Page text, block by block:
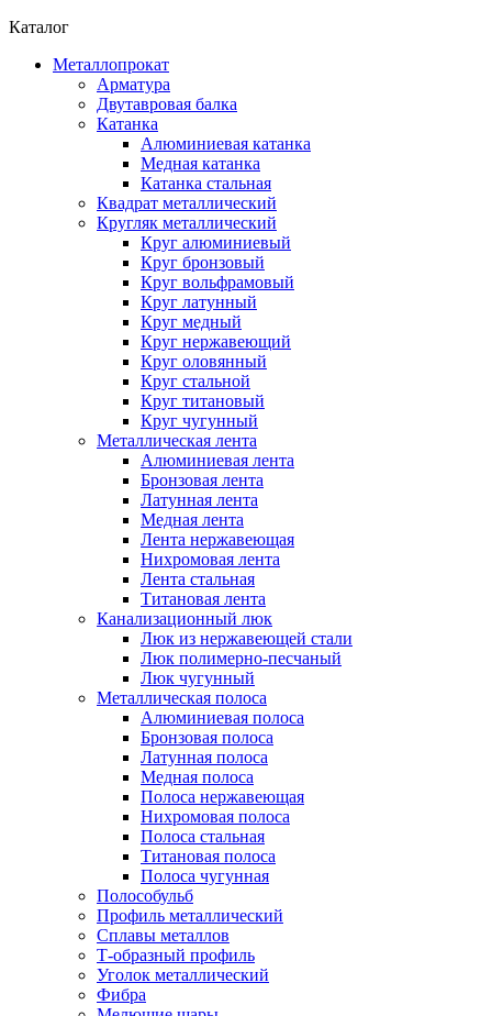
Каталог
Металлопрокат
Арматура
Двутавровая балка
Катанка
Алюминиевая катанка
Медная катанка
Катанка стальная
Квадрат металлический
Кругляк металлический
Круг алюминиевый
Круг бронзовый
Круг вольфрамовый
Круг латунный
Круг медный
Круг нержавеющий
Круг оловянный
Круг стальной
Круг титановый
Круг чугунный
Металлическая лента
Алюминиевая лента
Бронзовая лента
Латунная лента
Медная лента
Лента нержавеющая
Нихромовая лента
Лента стальная
Титановая лента
Канализационный люк
Люк из нержавеющей стали
Люк полимерно-песчаный
Люк чугунный
Металлическая полоса
Алюминиевая полоса
Бронзовая полоса
Латунная полоса
Медная полоса
Полоса нержавеющая
Нихромовая полоса
Полоса стальная
Титановая полоса
Полоса чугунная
Полособульб
Профиль металлический
Сплавы металлов
Т-образный профиль
Уголок металлический
Фибра